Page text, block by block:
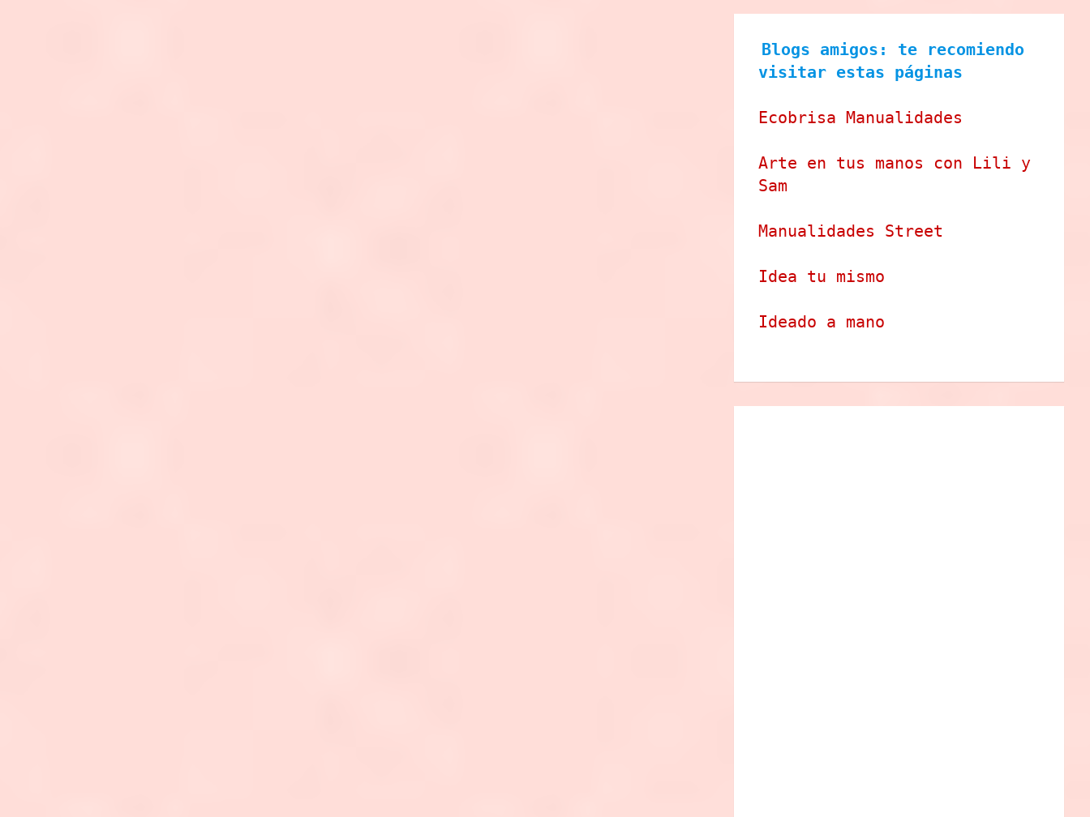
Blogs amigos: te recomiendo
visitar estas páginas
Ecobrisa Manualidades
Arte en tus manos con Lili y
Sam
Manualidades Street
Idea tu mismo
Ideado a mano